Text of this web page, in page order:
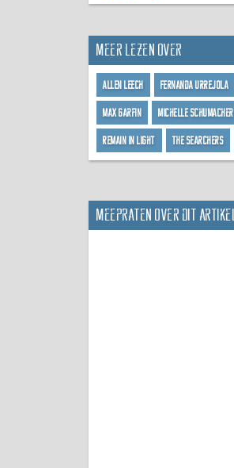
Meer lezen over
Allen Leech Fernanda Urrejola
Max Garfin Michelle Schumacher
Remain In Light The Searchers
Meepraten over dit artikel